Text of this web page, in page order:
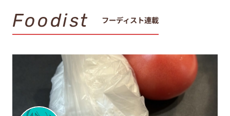
Foodist フーディスト連載